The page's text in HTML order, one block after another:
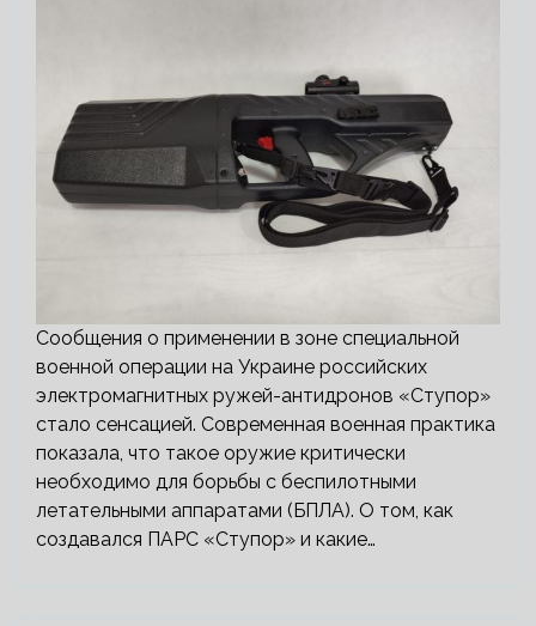
Сообщения о применении в зоне специальной
военной операции на Украине российских
электромагнитных ружей-антидронов «Ступор»
стало сенсацией. Современная военная практика
показала, что такое оружие критически
необходимо для борьбы с беспилотными
летательными аппаратами (БПЛА). О том, как
создавался ПАРС «Ступор» и какие…